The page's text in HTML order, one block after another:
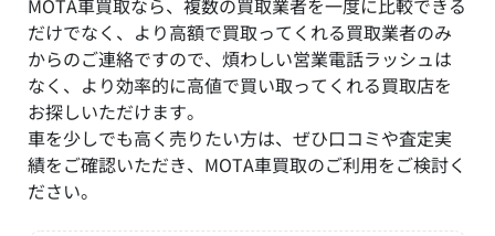
だけでなく、より高額で買取ってくれる買取業者のみ
からのご連絡ですので、煩わしい営業電話ラッシュは
なく、より効率的に高値で買い取ってくれる買取店を
お探しいただけます。
車を少しでも高く売りたい方は、ぜひ口コミや査定実
績をご確認いただき、MOTA車買取のご利用をご検討く
ださい。